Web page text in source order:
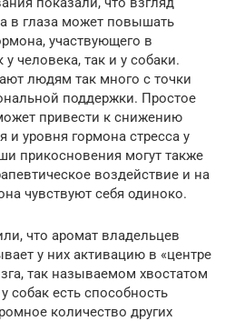
в глаза может повышать
участвующего в
человека, так и у собаки.
людям так много с точки
поддержки. Простое
привести к снижению
и уровня гормона стресса у
прикосновения могут также
воздействие и на
чувствуют себя одиноко.
что аромат владельцев
у них активацию в «центре
так называемом хвостатом
собак есть способность
количество других